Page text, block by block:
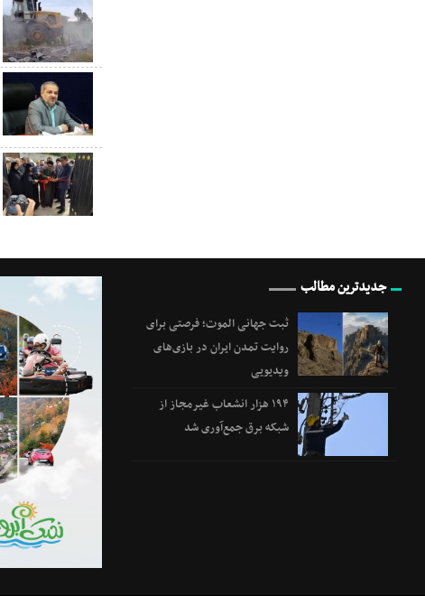
جدیدترین مطالب
ثبت جهانی الموت؛ فرصتی برای
روایت تمدن ایران در بازی‌های
ویدیویی
۱۹۴ هزار انشعاب غیرمجاز از
شبکه برق جمع‌آوری شد